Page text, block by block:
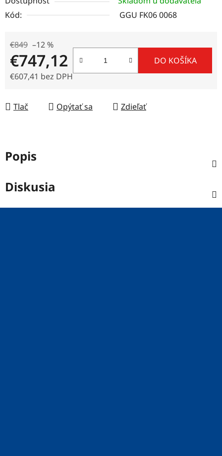
Kód:
GGU FK06 0068
€849 –12 %
€747,12
€607,41 bez DPH
DO KOŠÍKA
Tlač Opýtať sa Zdieľať
Popis
Diskusia
Z